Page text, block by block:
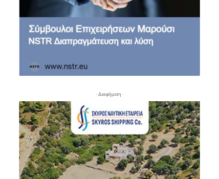
- Διαφήμιση -